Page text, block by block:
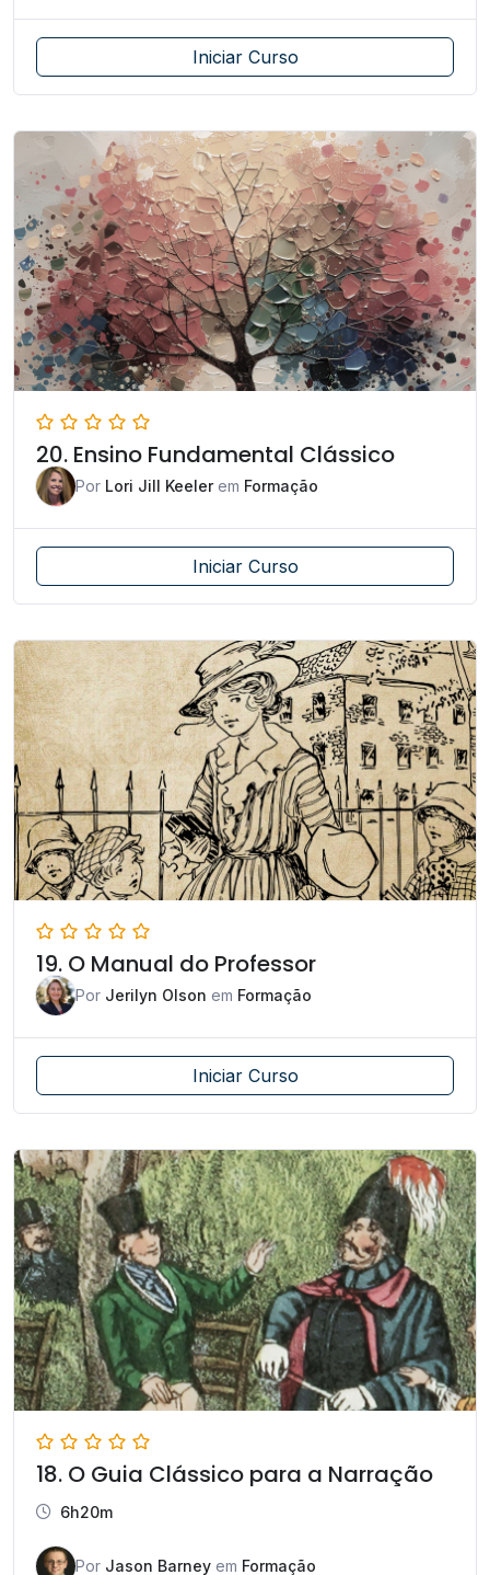
Iniciar Curso
20. Ensino Fundamental Clássico
Por Lori Jill Keelerem Formação
Iniciar Curso
19. O Manual do Professor
Por Jerilyn Olson em Formação
Iniciar Curso
18. O Guia Clássico para a Narração
6h20m
Por Jason Barney em Formação